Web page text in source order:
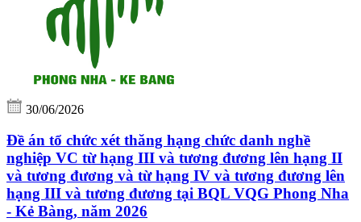
30/06/2026
Đề án tổ chức xét thăng hạng chức danh nghề
nghiệp VC từ hạng III và tương đương lên hạng II
và tương đương và từ hạng IV và tương đương lên
hạng III và tương đương tại BQL VQG Phong Nha
- Kẻ Bàng, năm 2026